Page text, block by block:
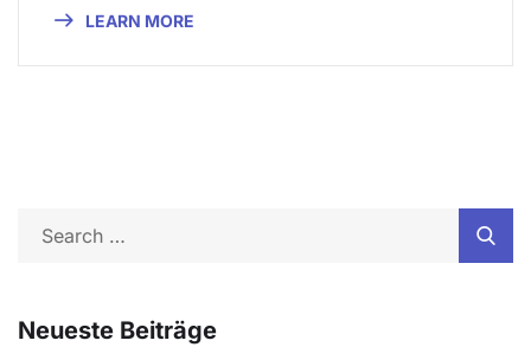
LEARN MORE
Neueste Beiträge